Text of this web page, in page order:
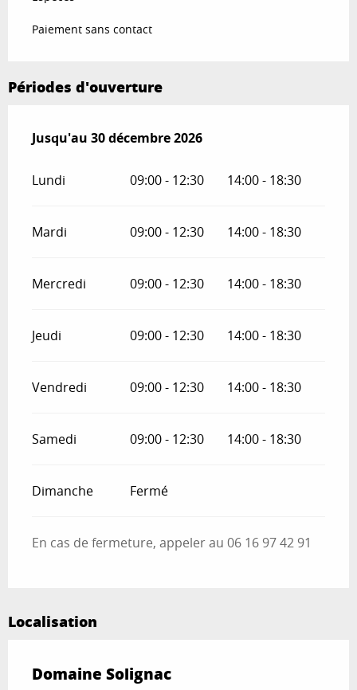
Paiement sans contact
Périodes d'ouverture
Du1 janvier 2026au30 décembre 2026
Jusqu'au 30 décembre 2026
Lundi 09:00 - 12:30 14:00 - 18:30
Mardi 09:00 - 12:30 14:00 - 18:30
Mercredi 09:00 - 12:30 14:00 - 18:30
Jeudi 09:00 - 12:30 14:00 - 18:30
Vendredi 09:00 - 12:30 14:00 - 18:30
Samedi 09:00 - 12:30 14:00 - 18:30
Dimanche Fermé
En cas de fermeture, appeler au 06 16 97 42 91
Localisation
Domaine Solignac